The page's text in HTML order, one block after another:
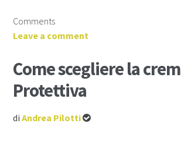
Comments
Leave a comment
Come scegliere la
Protettiva
diAndrea Pilotti